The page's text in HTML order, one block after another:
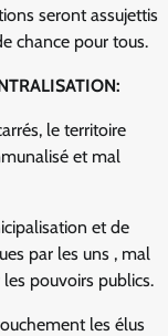
seront assujettis
chance pour tous.
le territoire
et mal
et de
par les uns , mal
pouvoirs publics.
les élus